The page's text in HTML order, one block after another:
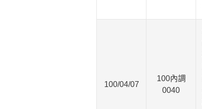
100/04/07
100內調
0040